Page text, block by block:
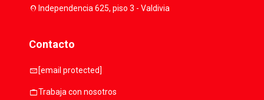
location_onIndependencia 625, piso 3 - Valdivia
Contacto
mail [email protected]
workTrabaja con nosotros